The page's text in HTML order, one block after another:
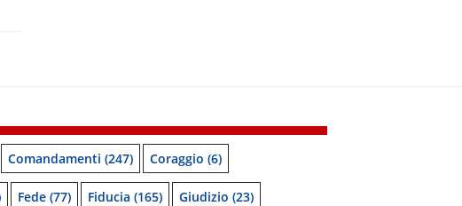
Comandamenti (247) Coraggio (6)
Fede (77) Fiducia (165) Giudizio (23)